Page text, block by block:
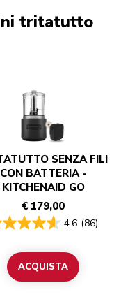
tritatutto
SENZA FILI
CON BATTERIA -
KITCHENAID GO
€ 179,00
4.6 (86)
ACQUISTA